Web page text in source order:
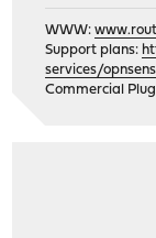
WWW:
Support plans:
services/
Commercial